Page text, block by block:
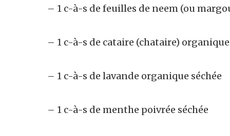
– 1 c-à-s de feuilles de neem (ou
– 1 c-à-s de cataire (chataire) organique
– 1 c-à-s de lavande organique séchée
– 1 c-à-s de menthe poivrée séchée